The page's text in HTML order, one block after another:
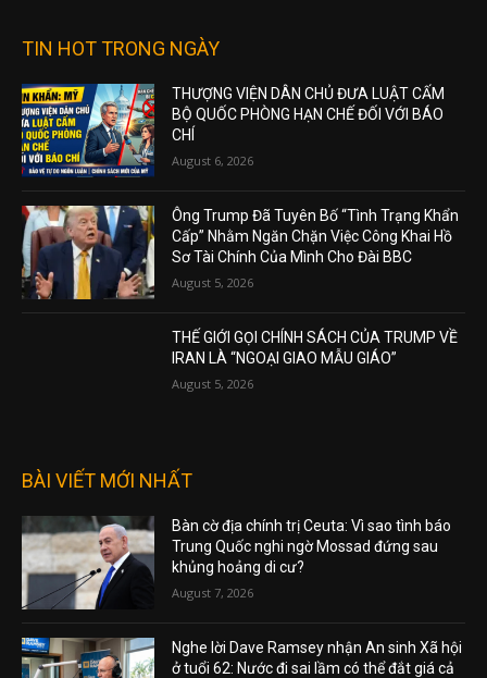
TIN HOT TRONG NGÀY
THƯỢNG VIỆN DÂN CHỦ ĐƯA LUẬT CẤM
BỘ QUỐC PHÒNG HẠN CHẾ ĐỐI VỚI BÁO
CHÍ
August 6, 2026
Ông Trump Đã Tuyên Bố “Tình Trạng Khẩn
Cấp” Nhằm Ngăn Chặn Việc Công Khai Hồ
Sơ Tài Chính Của Mình Cho Đài BBC
August 5, 2026
THẾ GIỚI GỌI CHÍNH SÁCH CỦA TRUMP VỀ
IRAN LÀ “NGOẠI GIAO MẪU GIÁO”
August 5, 2026
BÀI VIẾT MỚI NHẤT
Bàn cờ địa chính trị Ceuta: Vì sao tình báo
Trung Quốc nghi ngờ Mossad đứng sau
khủng hoảng di cư?
August 7, 2026
Nghe lời Dave Ramsey nhận An sinh Xã hội
ở tuổi 62: Nước đi sai lầm có thể đắt giá cả